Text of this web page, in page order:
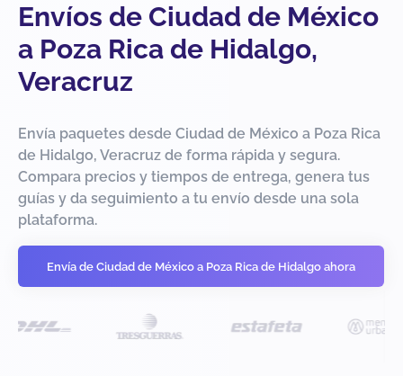
Envíos de Ciudad de México
a Poza Rica de Hidalgo,
Veracruz
Envía paquetes desde Ciudad de México a Poza Rica
de Hidalgo, Veracruz de forma rápida y segura.
Compara precios y tiempos de entrega, genera tus
guías y da seguimiento a tu envío desde una sola
plataforma.
Envía de Ciudad de México a Poza Rica de Hidalgo ahora